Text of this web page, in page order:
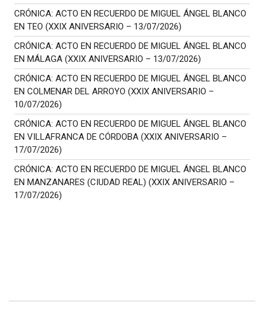
CRÓNICA: ACTO EN RECUERDO DE MIGUEL ÁNGEL BLANCO
EN TEO (XXIX ANIVERSARIO – 13/07/2026)
CRÓNICA: ACTO EN RECUERDO DE MIGUEL ÁNGEL BLANCO
EN MÁLAGA (XXIX ANIVERSARIO – 13/07/2026)
CRÓNICA: ACTO EN RECUERDO DE MIGUEL ÁNGEL BLANCO
EN COLMENAR DEL ARROYO (XXIX ANIVERSARIO –
10/07/2026)
CRÓNICA: ACTO EN RECUERDO DE MIGUEL ÁNGEL BLANCO
EN VILLAFRANCA DE CÓRDOBA (XXIX ANIVERSARIO –
17/07/2026)
CRÓNICA: ACTO EN RECUERDO DE MIGUEL ÁNGEL BLANCO
EN MANZANARES (CIUDAD REAL) (XXIX ANIVERSARIO –
17/07/2026)